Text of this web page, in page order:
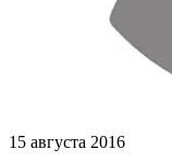
15 августа 2016